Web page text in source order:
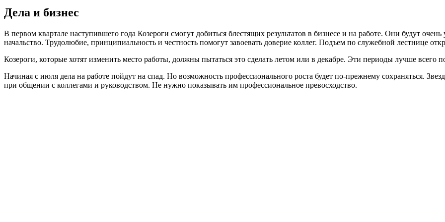
Дела и бизнес
В первом квартале наступившего года Козероги смогут добиться блестящих результатов в бизнесе и на работе. Они будут
начальство. Трудолюбие, принципиальность и честность помогут завоевать доверие коллег. Подъем по служебной лестнице
Козероги, которые хотят изменить место работы, должны пытаться это сделать летом или в декабре. Эти периоды лучше всего
Начиная с июля дела на работе пойдут на спад. Но возможность профессионального роста будет по-прежнему сохраняться.
при общении с коллегами и руководством. Не нужно показывать им профессиональное превосходство.